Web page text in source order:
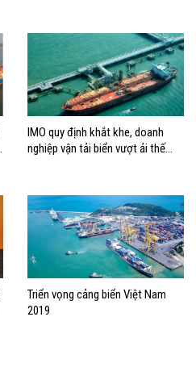
IMO quy định khắt khe, doanh
nghiệp vận tải biển vượt ải thế
Triển vọng cảng biển Việt Nam
2019